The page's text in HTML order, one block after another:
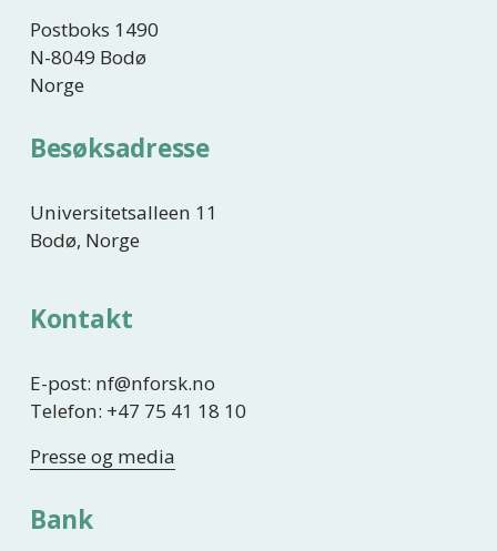
Postboks 1490
N-8049 Bodø
Norge
Besøksadresse
Universitetsalleen 11
Bodø, Norge
Kontakt
E-post: nf@nforsk.no
Telefon: +47 75 41 18 10
Presse og media
Bank